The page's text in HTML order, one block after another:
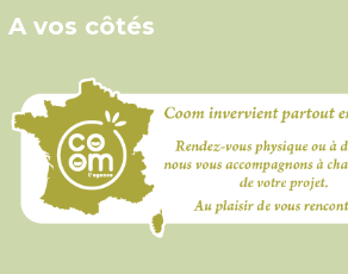
A vos côtés